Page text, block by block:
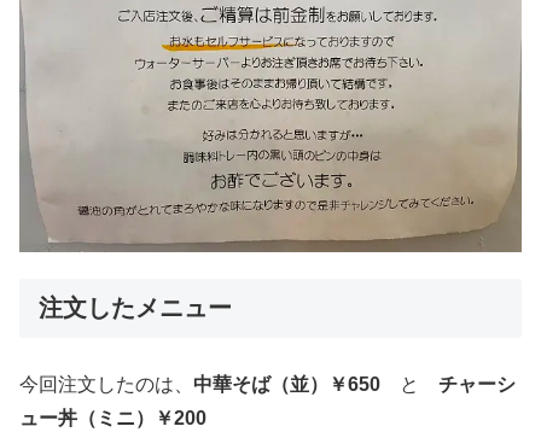
注文したメニュー
今回注文したのは、 中華そば（並）￥650 と チャーシ
ュー丼（ミニ）￥200